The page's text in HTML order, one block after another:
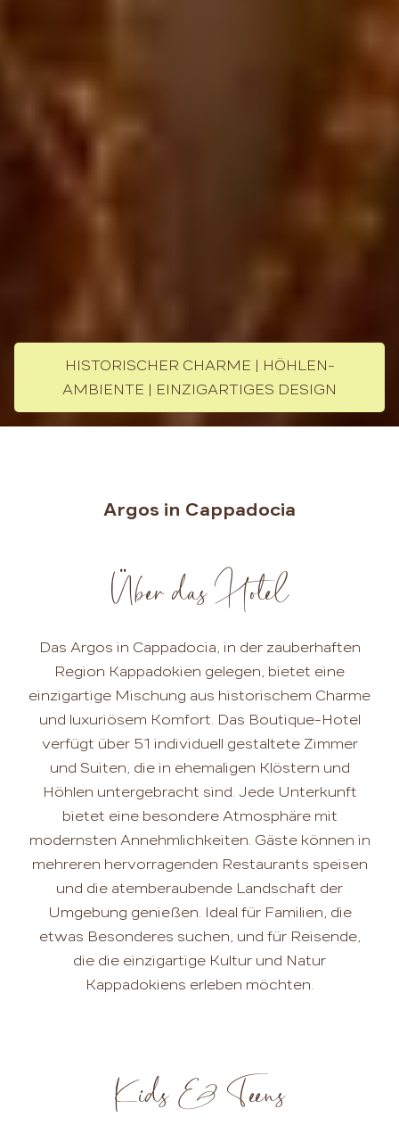
HISTORISCHER CHARME | HÖHLEN-
AMBIENTE | EINZIGARTIGES DESIGN
Argos in Cappadocia
Über das Hotel
Das Argos in Cappadocia, in der zauberhaften
Region Kappadokien gelegen, bietet eine
einzigartige Mischung aus historischem Charme
und luxuriösem Komfort. Das Boutique-Hotel
verfügt über 51 individuell gestaltete Zimmer
und Suiten, die in ehemaligen Klöstern und
Höhlen untergebracht sind. Jede Unterkunft
bietet eine besondere Atmosphäre mit
modernsten Annehmlichkeiten. Gäste können in
mehreren hervorragenden Restaurants speisen
und die atemberaubende Landschaft der
Umgebung genießen. Ideal für Familien, die
etwas Besonderes suchen, und für Reisende,
die die einzigartige Kultur und Natur
Kappadokiens erleben möchten.
Kids & Teens